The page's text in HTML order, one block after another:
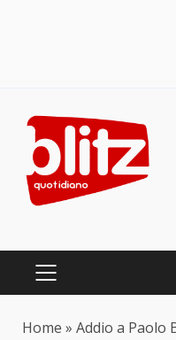
content
PRIMARY
Home » Addio a Paolo